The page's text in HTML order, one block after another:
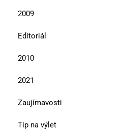
2009
Editoriál
2010
2021
Zaujímavosti
Tip na výlet